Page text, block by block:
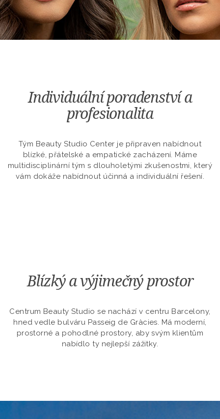
Individuální poradenství a
profesionalita
Tým Beauty Studio Center je připraven nabídnout
blízké, přátelské a empatické zacházení. Máme
multidisciplinární tým s dlouholetými zkušenostmi, který
vám dokáže nabídnout účinná a individuální řešení.
Blízký a výjimečný prostor
Centrum Beauty Studio se nachází v centru Barcelony,
hned vedle bulváru Passeig de Gràcies. Má moderní,
prostorné a pohodlné prostory, aby svým klientům
nabídlo ty nejlepší zážitky.